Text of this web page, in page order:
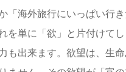
「海外旅行にいっぱい行
を単に「欲」と片付けて
も出来ます。欲望は、生